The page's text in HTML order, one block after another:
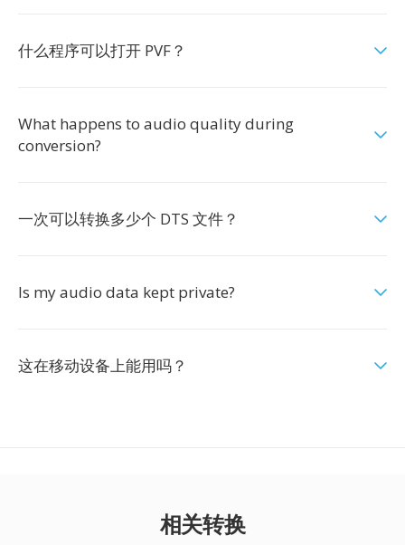
什么程序可以打开 PVF？
What happens to audio quality during
conversion?
一次可以转换多少个 DTS 文件？
Is my audio data kept private?
这在移动设备上能用吗？
相关转换